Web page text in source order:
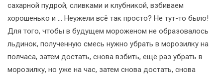
сахарной пудрой, сливками и клубникой, взбиваем
хорошенько и … Неужели всё так просто? Не тут-то было!
Для того, чтобы в будущем мороженом не образовалось
льдинок, полученную смесь нужно убрать в морозилку на
полчаса, затем достать, снова взбить, ещё раз убрать в
морозилку, но уже на час, затем снова достать, снова